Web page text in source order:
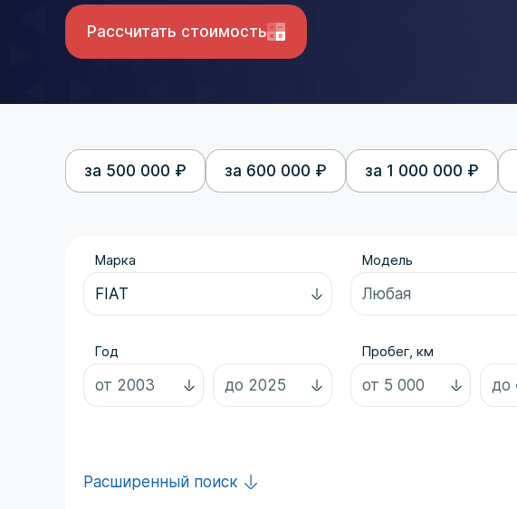
Рассчитать стоимость
за 500 000 ₽ за 600 000 ₽ за 1 000 000 ₽
Марка Модель
Год Пробег, км
Расширенный поиск